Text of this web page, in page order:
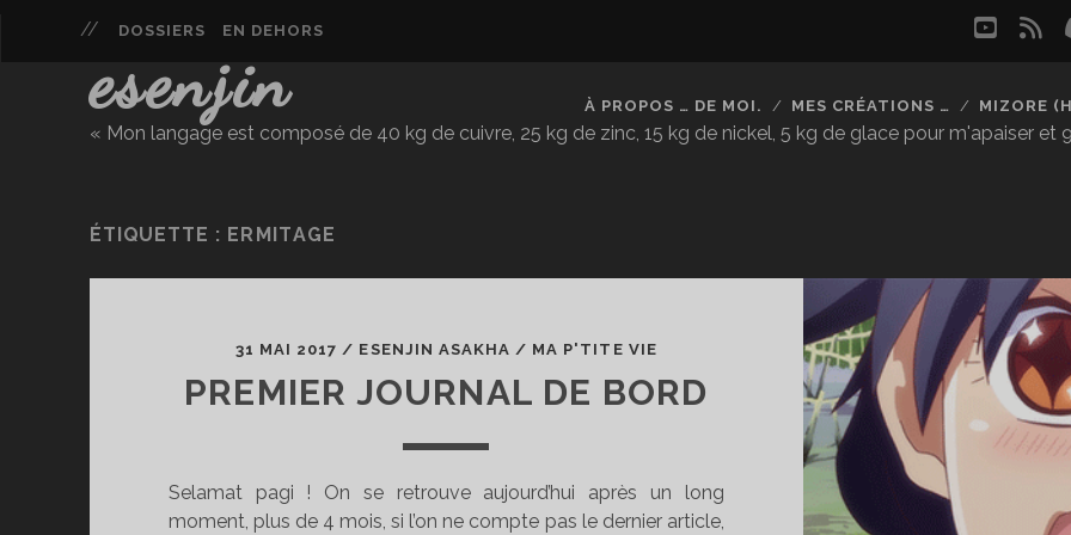
DOSSIERS EN DEHORS
esenjin
« Mon langage est composé de 40 kg de cuivre, 25 kg de zinc, 15 kg de nickel, 5 kg de glace pour m'apaiser et
À PROPOS … DE MOI. MES CRÉATIONS … MIZORE
ÉTIQUETTE : ERMITAGE
31 MAI 2017 / ESENJIN ASAKHA / MA P'TITE VIE
PREMIER JOURNAL DE BORD
Selamat pagi ! On se retrouve aujourd’hui après un long
moment, plus de 4 mois, si l’on ne compte pas le dernier article,